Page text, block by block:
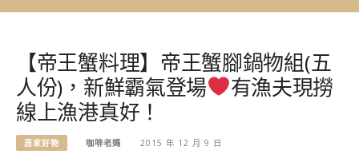
【帝王蟹料理】帝王蟹腳鍋物組(五
人份)，新鮮霸氣登場
有漁夫現撈
線上漁港真好！
居家好物 咖啡老媽 2015 年 12 月 9 日